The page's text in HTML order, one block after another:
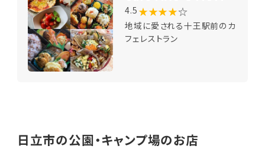
4.5 ★★★★☆
地域に愛される十王駅前のカ
フェレストラン
日立市の公園・キャンプ場のお店